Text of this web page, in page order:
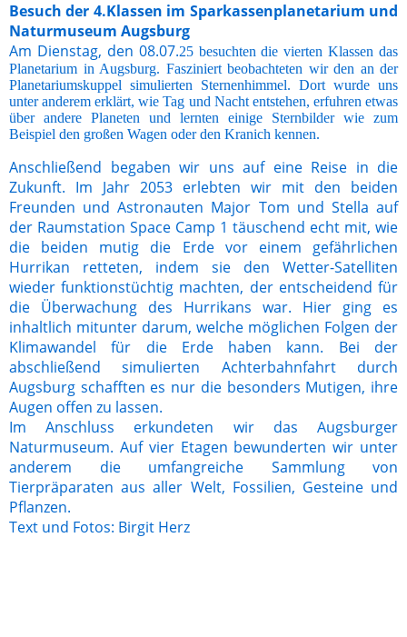
Besuch der 4.Klassen im Sparkassenplanetarium und
Naturmuseum Augsburg
Am Dienstag, den 08.07.25 besuchten die vierten Klassen das
Planetarium in Augsburg. Fasziniert beobachteten wir den an der
Planetariumskuppel simulierten Sternenhimmel. Dort wurde uns
unter anderem erklärt, wie Tag und Nacht entstehen, erfuhren etwas
über andere Planeten und lernten einige Sternbilder wie zum
Beispiel den großen Wagen oder den Kranich kennen.
Anschließend begaben wir uns auf eine Reise in die
Zukunft. Im Jahr 2053 erlebten wir mit den beiden
Freunden und Astronauten Major Tom und Stella auf
der Raumstation Space Camp 1 täuschend echt mit, wie
die beiden mutig die Erde vor einem gefährlichen
Hurrikan retteten, indem sie den Wetter-Satelliten
wieder funktionstüchtig machten, der entscheidend für
die Überwachung des Hurrikans war. Hier ging es
inhaltlich mitunter darum, welche möglichen Folgen der
Klimawandel für die Erde haben kann. Bei der
abschließend simulierten Achterbahnfahrt durch
Augsburg schafften es nur die besonders Mutigen, ihre
Augen offen zu lassen.
Im Anschluss erkundeten wir das Augsburger
Naturmuseum. Auf vier Etagen bewunderten wir unter
anderem die umfangreiche Sammlung von
Tierpräparaten aus aller Welt, Fossilien, Gesteine und
Pflanzen.
Text und Fotos: Birgit Herz